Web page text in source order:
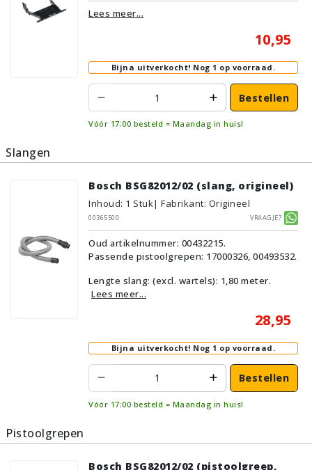
Lees meer...
10,95
Bijna uitverkocht! Nog 1 op voorraad.
Bestellen
Vóór 17:00 besteld = Maandag in huis!
Slangen
Bosch BSG82012/02 (slang, origineel)
Inhoud: 1 Stuk| Fabrikant: Origineel
00365500
Vraagje?
Oud artikelnummer: 00432215.
Passende pistoolgrepen: 17000326, 00493532.
Lengte slang: (excl. wartels): 1,80 meter.
Lees meer...
28,95
Bijna uitverkocht! Nog 1 op voorraad.
Bestellen
Vóór 17:00 besteld = Maandag in huis!
Pistoolgrepen
Bosch BSG82012/02 (pistoolgreep,